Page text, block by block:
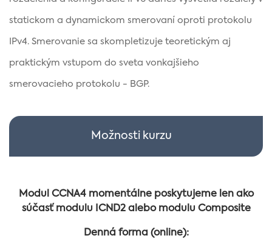
statickom a dynamickom smerovaní oproti protokolu
IPv4. Smerovanie sa skompletizuje teoretickým aj
praktickým vstupom do sveta vonkajšieho
smerovacieho protokolu - BGP.
Možnosti kurzu
Modul CCNA4 momentálne poskytujeme len ako
súčasť modulu ICND2 alebo modulu Composite
Denná forma (online):